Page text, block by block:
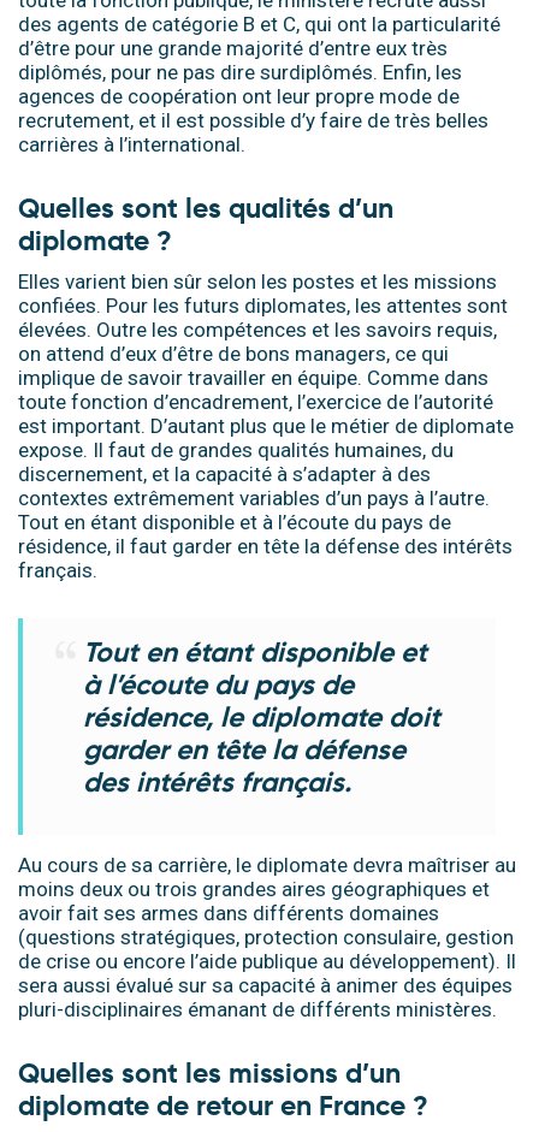
des agents de catégorie B et C, qui ont la particularité
d’être pour une grande majorité d’entre eux très
diplômés, pour ne pas dire surdiplômés. Enfin, les
agences de coopération ont leur propre mode de
recrutement, et il est possible d’y faire de très belles
carrières à l’international.
Quelles sont les qualités d’un
diplomate ?
Elles varient bien sûr selon les postes et les missions
confiées. Pour les futurs diplomates, les attentes sont
élevées. Outre les compétences et les savoirs requis,
on attend d’eux d’être de bons managers, ce qui
implique de savoir travailler en équipe. Comme dans
toute fonction d’encadrement, l’exercice de l’autorité
est important. D’autant plus que le métier de diplomate
expose. Il faut de grandes qualités humaines, du
discernement, et la capacité à s’adapter à des
contextes extrêmement variables d’un pays à l’autre.
Tout en étant disponible et à l’écoute du pays de
résidence, il faut garder en tête la défense des intérêts
français.
Tout en étant disponible et
à l’écoute du pays de
résidence, le diplomate doit
garder en tête la défense
des intérêts français.
Au cours de sa carrière, le diplomate devra maîtriser au
moins deux ou trois grandes aires géographiques et
avoir fait ses armes dans différents domaines
(questions stratégiques, protection consulaire, gestion
de crise ou encore l’aide publique au développement). Il
sera aussi évalué sur sa capacité à animer des équipes
pluri-disciplinaires émanant de différents ministères.
Quelles sont les missions d’un
diplomate de retour en France ?